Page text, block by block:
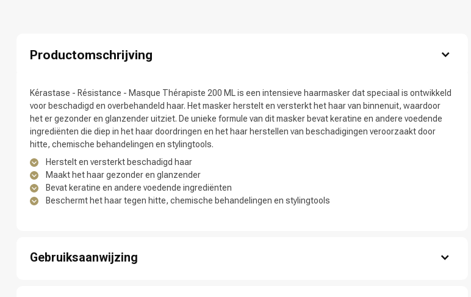
Welke categorie ben jij naar op zoek?
Haarstyling
Productomschrijving
Kérastase - Résistance - Masque Thérapiste 200 ML is een intensieve haarmasker dat speciaal is ontwikkeld
voor beschadigd en overbehandeld haar. Het masker herstelt en versterkt het haar van binnenuit, waardoor
het er gezonder en glanzender uitziet. De unieke formule van dit masker bevat keratine en andere voedende
ingrediënten die diep in het haar doordringen en het haar herstellen van beschadigingen veroorzaakt door
hitte, chemische behandelingen en stylingtools.
Herstelt en versterkt beschadigd haar
Maakt het haar gezonder en glanzender
Bevat keratine en andere voedende ingrediënten
Beschermt het haar tegen hitte, chemische behandelingen en stylingtools
Gebruiksaanwijzing